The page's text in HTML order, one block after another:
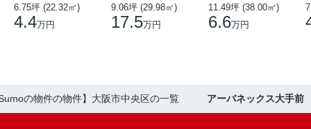
6.75坪 (22.32㎡)
4.4万円
9.06坪 (29.98㎡)
17.5万円
11.49坪 (38.00㎡)
6.6万円
の物件の物件】大阪市中央区の一覧 アーバネックス大手前